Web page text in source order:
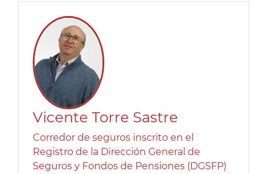
Vicente Torre Sastre
Corredor de seguros inscrito en el
Registro de la Dirección General de
Seguros y Fondos de Pensiones (DGSFP)